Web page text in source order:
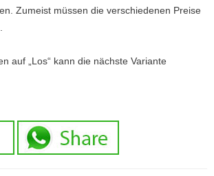
Zumeist müssen die verschiedenen Preise
auf „Los“ kann die nächste Variante